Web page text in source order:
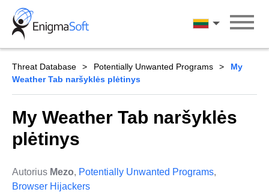
Skip
content
Lietuvių
Threat Database Potentially Unwanted Programs
My
Weather Tab naršyklės plėtinys
My Weather Tab naršyklės
plėtinys
Autorius Mezo, Potentially Unwanted Programs,
Browser Hijackers